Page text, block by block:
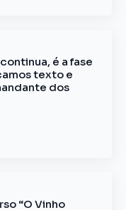
é a fase
texto e
dos
“O Vinho